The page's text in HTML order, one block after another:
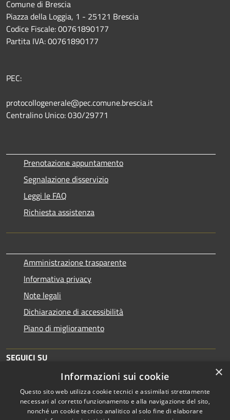
Comune di Brescia
Piazza della Loggia, 1 - 25121 Brescia
Codice Fiscale: 00761890177
Partita IVA: 00761890177
PEC:
protocollogenerale@pec.comune.brescia.it
Centralino Unico: 030/29771
Prenotazione appuntamento
Segnalazione disservizio
Leggi le FAQ
Richiesta assistenza
Amministrazione trasparente
Informativa privacy
Note legali
Dichiarazione di accessibilità
Piano di miglioramento
SEGUICI SU
×
Informazioni sui cookie
Questo sito web utilizza cookie tecnici e assimilati strettamente
necessari al corretto funzionamento e alla navigazione del sito,
nonché un cookie tecnico analitico al solo fine di elaborare